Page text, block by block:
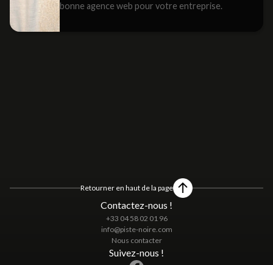
bonne agence web pour votre entreprise.
Retourner en haut de la page
Contactez-nous !
+33 04 58 02 01 96
info@piste-noire.com
Nous contacter
Suivez-nous !